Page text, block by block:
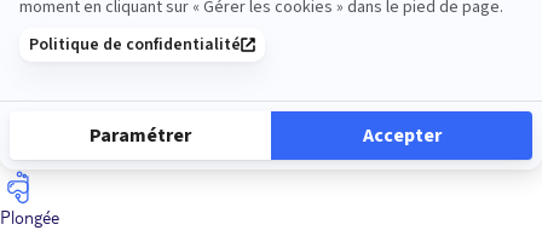
Nature
Plongée